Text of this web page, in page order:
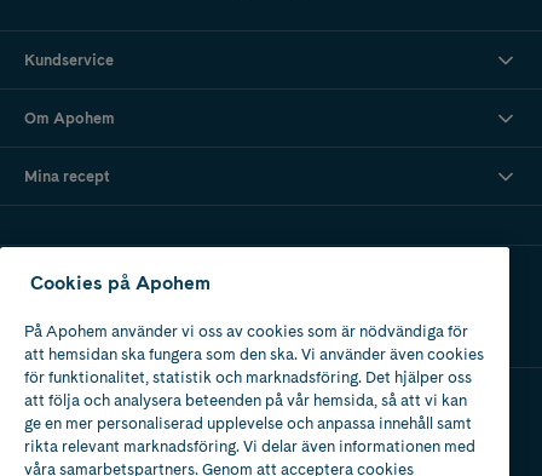
Kundservice
Om Apohem
Mina recept
Ladda ner vår app
Apotek med tillstånd
av Läkemedelsverket
Cookies på Apohem
På Apohem använder vi oss av cookies som är nödvändiga för
att hemsidan ska fungera som den ska. Vi använder även cookies
för funktionalitet, statistik och marknadsföring. Det hjälper oss
att följa och analysera beteenden på vår hemsida, så att vi kan
ge en mer personaliserad upplevelse och anpassa innehåll samt
rikta relevant marknadsföring. Vi delar även informationen med
våra samarbetspartners. Genom att acceptera cookies